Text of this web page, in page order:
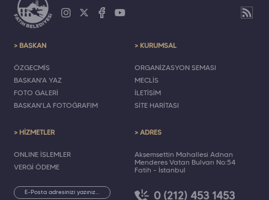
> BAŞKAN
ÖZGEÇMİŞ
BAŞKAN'A YAZ
FOTO GALERİ
BAŞKAN'LA FOTOĞRAFIM
> KURUMSAL
ORGANİZASYON ŞEMASI
MECLİS
İLETİŞİM
SİTE HARİTASI
> HİZMETLER
ONLINE İŞLEMLER
VERGİ ÖDEME
> ADRES
Akşemsettin Mahallesi Adnan
Menderes Vatan Bulvarı No:54
Fatih - İstanbul
0 (212) 453 1453